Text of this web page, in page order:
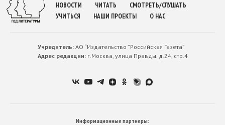
НОВОСТИ ЧИТАТЬ
СМОТРЕТЬ/СЛУШАТЬ
УЧИТЬСЯ
НАШИ ПРОЕКТЫ О НАС
Учредитель:АО “Издательство ”Российская Газета”
Адрес редакции:г.Москва, улица Правды. д.24, стр.4
Информационные партнеры: